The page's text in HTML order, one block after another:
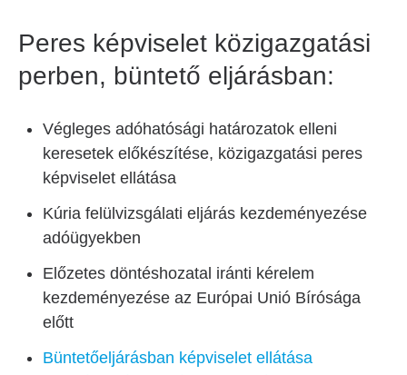
Peres képviselet közigazgatási
perben, büntető eljárásban:
Végleges adóhatósági határozatok elleni
keresetek előkészítése, közigazgatási peres
képviselet ellátása
Kúria felülvizsgálati eljárás kezdeményezése
adóügyekben
Előzetes döntéshozatal iránti kérelem
kezdeményezése az Európai Unió Bírósága
előtt
Büntetőeljárásban képviselet ellátása